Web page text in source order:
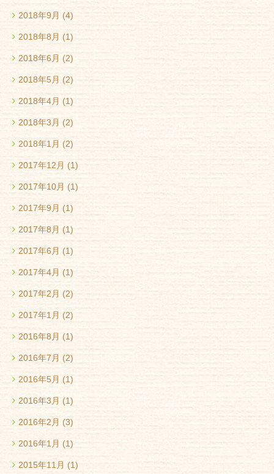
2018年9月 (4)
2018年8月 (1)
2018年6月 (2)
2018年5月 (2)
2018年4月 (1)
2018年3月 (2)
2018年1月 (2)
2017年12月 (1)
2017年10月 (1)
2017年9月 (1)
2017年8月 (1)
2017年6月 (1)
2017年4月 (1)
2017年2月 (2)
2017年1月 (2)
2016年8月 (1)
2016年7月 (2)
2016年5月 (1)
2016年3月 (1)
2016年2月 (3)
2016年1月 (1)
2015年11月 (1)